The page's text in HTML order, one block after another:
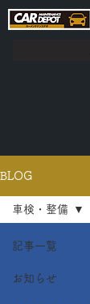
BLOG
記事一覧
お知らせ
車検・整備